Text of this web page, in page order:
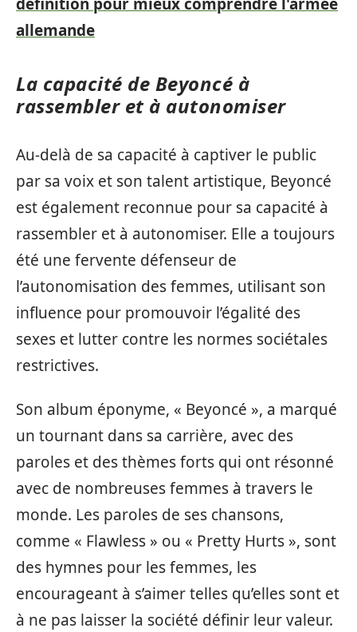
allemande
La capacité de Beyoncé à
rassembler et à autonomiser
Au-delà de sa capacité à captiver le public
par sa voix et son talent artistique, Beyoncé
est également reconnue pour sa capacité à
rassembler et à autonomiser. Elle a toujours
été une fervente défenseur de
l’autonomisation des femmes, utilisant son
influence pour promouvoir l’égalité des
sexes et lutter contre les normes sociétales
restrictives.
Son album éponyme, « Beyoncé », a marqué
un tournant dans sa carrière, avec des
paroles et des thèmes forts qui ont résonné
avec de nombreuses femmes à travers le
monde. Les paroles de ses chansons,
comme « Flawless » ou « Pretty Hurts », sont
des hymnes pour les femmes, les
encourageant à s’aimer telles qu’elles sont et
à ne pas laisser la société définir leur valeur.